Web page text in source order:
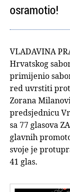
osramotio!
VLADAVINA
Hrvatskog
primijenio
red uvrstiti
Zorana
predsjednicu
sa 77 glasova
glavnih
svoje je
41 glas.